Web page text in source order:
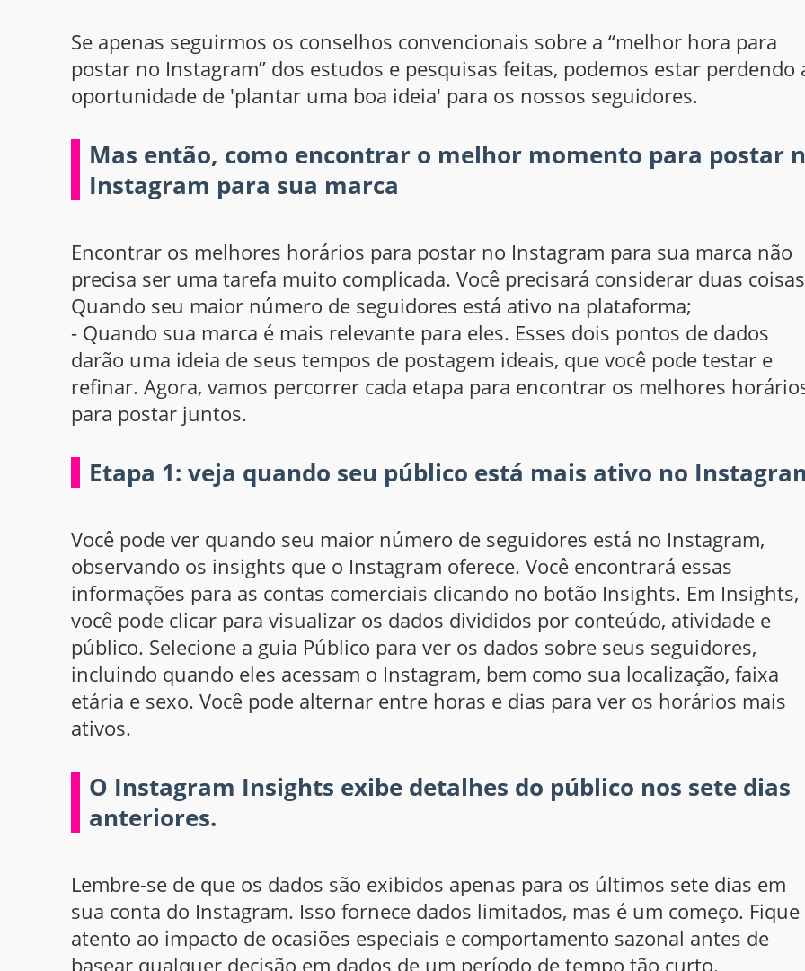
Se apenas seguirmos os conselhos convencionais sobre a “melhor hora para
postar no Instagram” dos estudos e pesquisas feitas, podemos estar perdendo
oportunidade de 'plantar uma boa ideia' para os nossos seguidores.
Mas então, como encontrar o melhor momento para postar
Instagram para sua marca
Encontrar os melhores horários para postar no Instagram para sua marca não
precisa ser uma tarefa muito complicada. Você precisará considerar duas
Quando seu maior número de seguidores está ativo na plataforma;
- Quando sua marca é mais relevante para eles. Esses dois pontos de dados
darão uma ideia de seus tempos de postagem ideais, que você pode testar e
refinar. Agora, vamos percorrer cada etapa para encontrar os melhores
para postar juntos.
Etapa 1: veja quando seu público está mais ativo no
Você pode ver quando seu maior número de seguidores está no Instagram,
observando os insights que o Instagram oferece. Você encontrará essas
informações para as contas comerciais clicando no botão Insights. Em Insights,
você pode clicar para visualizar os dados divididos por conteúdo, atividade e
público. Selecione a guia Público para ver os dados sobre seus seguidores,
incluindo quando eles acessam o Instagram, bem como sua localização, faixa
etária e sexo. Você pode alternar entre horas e dias para ver os horários mais
ativos.
O Instagram Insights exibe detalhes do público nos sete dias
anteriores.
Lembre-se de que os dados são exibidos apenas para os últimos sete dias em
sua conta do Instagram. Isso fornece dados limitados, mas é um começo. Fique
atento ao impacto de ocasiões especiais e comportamento sazonal antes de
basear qualquer decisão em dados de um período de tempo tão curto.